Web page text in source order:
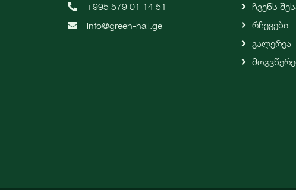
+995 579 01 14 51
info@green-hall.ge
Ჩვენს
Რჩევები
Გალერეა